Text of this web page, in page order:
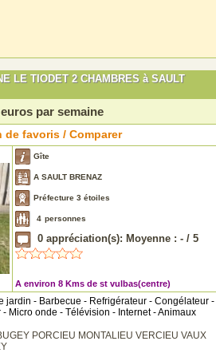
LE TIODET 2 CHAMBRES à SAULT
euros par semaine
favoris / Comparer
Gîte
A SAULT BRENAZ
Préfecture 3 étoiles
4 personnes
0 appréciation(s): Moyenne : - / 5
A environ 8 Kms de st vulbas(centre)
jardin - Barbecue - Refrigérateur - Congélateur -
Micro onde - Télévision - Internet - Animaux
PORCIEU MONTALIEU VERCIEU VAUX